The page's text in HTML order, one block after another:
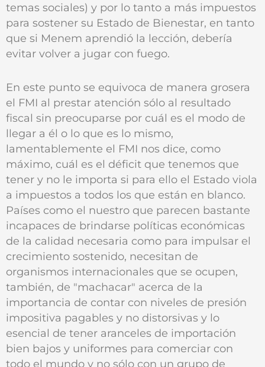
temas sociales) y por lo tanto a más impuestos
para sostener su Estado de Bienestar, en tanto
que si Menem aprendió la lección, debería
evitar volver a jugar con fuego.
En este punto se equivoca de manera grosera
el FMI al prestar atención sólo al resultado
fiscal sin preocuparse por cuál es el modo de
llegar a él o lo que es lo mismo,
lamentablemente el FMI nos dice, como
máximo, cuál es el déficit que tenemos que
tener y no le importa si para ello el Estado viola
a impuestos a todos los que están en blanco.
Países como el nuestro que parecen bastante
incapaces de brindarse políticas económicas
de la calidad necesaria como para impulsar el
crecimiento sostenido, necesitan de
organismos internacionales que se ocupen,
también, de "machacar" acerca de la
importancia de contar con niveles de presión
impositiva pagables y no distorsivas y lo
esencial de tener aranceles de importación
bien bajos y uniformes para comerciar con
todo el mundo y no sólo con un grupo de